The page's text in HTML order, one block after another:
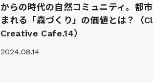
からの時代の自然コミュニティ。都
まれる「森づくり」の価値とは？（
Creative Cafe.14）
2024.08.14